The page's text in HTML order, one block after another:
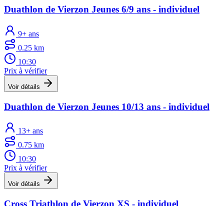
Duathlon de Vierzon Jeunes 6/9 ans - individuel
9+ ans
0.25 km
10:30
Prix à vérifier
Voir détails
Duathlon de Vierzon Jeunes 10/13 ans - individuel
13+ ans
0.75 km
10:30
Prix à vérifier
Voir détails
Cross Triathlon de Vierzon XS - individuel